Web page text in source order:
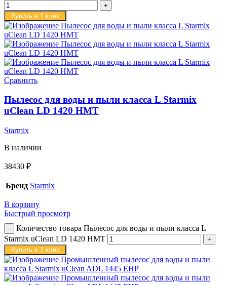
Купить в 1 клик
Сравнить
Пылесос для воды и пыли класса L Starmix
uClean LD 1420 НMT
Starmix
В наличии
38430 ₽
Бренд Starmix
В корзину
Быстрый просмотр
Количество товара Пылесос для воды и пыли класса L
Starmix uClean LD 1420 НMT
Купить в 1 клик